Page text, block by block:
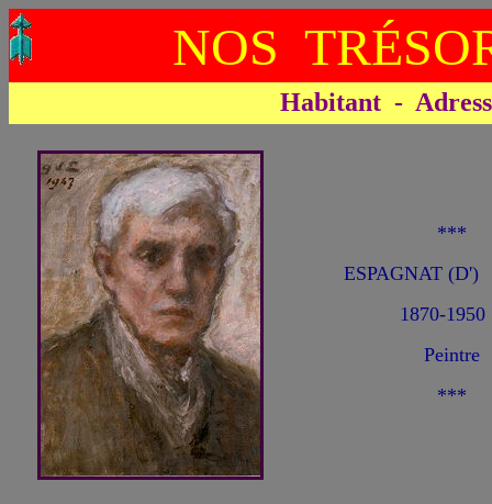
NOS
Habitant -
***
ESPAGNAT (D')
1870-1950
Peintre
***